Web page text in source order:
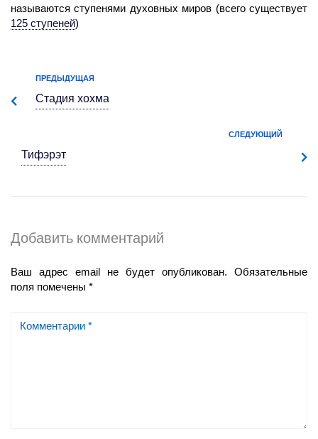
называются ступенями духовных миров (всего существует
125 ступеней)
ПРЕДЫДУЩАЯ
Стадия хохма
СЛЕДУЮЩИЙ
Тифэрэт
Добавить комментарий
Ваш адрес email не будет опубликован.
Обязательные
поля помечены *